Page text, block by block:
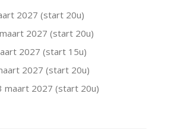
2027 (start 20u)
2027 (start 20u)
2027 (start 15u)
2027 (start 20u)
maart 2027 (start 20u)